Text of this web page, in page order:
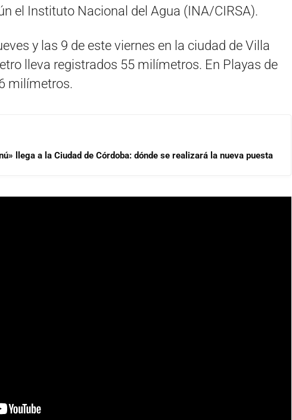
el Instituto Nacional del Agua (INA/CIRSA).
y las 9 de este viernes en la ciudad de Villa
lleva registrados 55 milímetros. En Playas de
milímetros.
llega a la Ciudad de Córdoba: dónde se realizará la nueva puesta